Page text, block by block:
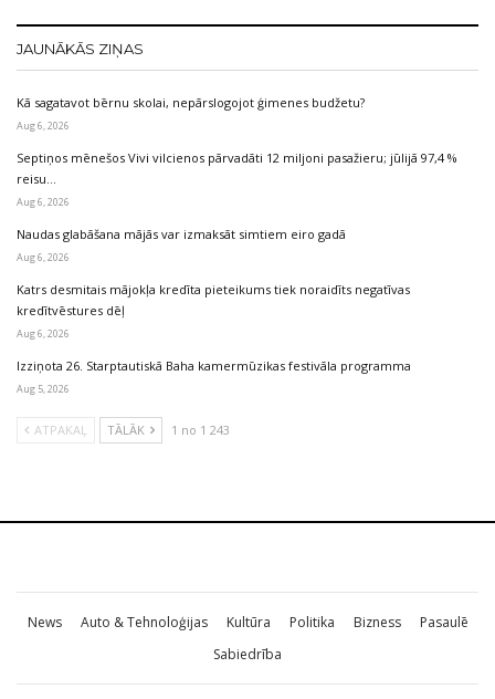
JAUNĀKĀS ZIŅAS
Kā sagatavot bērnu skolai, nepārslogojot ģimenes budžetu?
Aug 6, 2026
Septiņos mēnešos Vivi vilcienos pārvadāti 12 miljoni pasažieru; jūlijā 97,4 %
reisu…
Aug 6, 2026
Naudas glabāšana mājās var izmaksāt simtiem eiro gadā
Aug 6, 2026
Katrs desmitais mājokļa kredīta pieteikums tiek noraidīts negatīvas
kredītvēstures dēļ
Aug 6, 2026
Izziņota 26. Starptautiskā Baha kamermūzikas festivāla programma
Aug 5, 2026
ATPAKAĻ TĀLĀK 1 no 1 243
News Auto & Tehnoloģijas Kultūra Politika Bizness
Pasaulē
Sabiedrība